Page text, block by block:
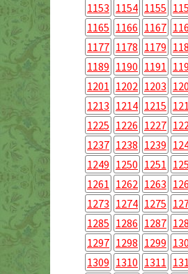
1153 1154 1155
1165 1166 1167
1177 1178 1179
1189 1190 1191
1201 1202 1203
1213 1214 1215
1225 1226 1227
1237 1238 1239
1249 1250 1251
1261 1262 1263
1273 1274 1275
1285 1286 1287
1297 1298 1299
1309 1310 1311